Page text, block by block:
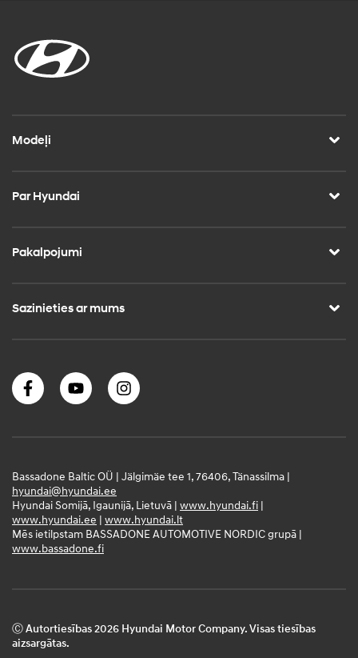
Modeļi
Par Hyundai
Pakalpojumi
Sazinieties ar mums
Bassadone Baltic OÜ | Jälgimäe tee 1, 76406, Tänassilma |
hyundai@hyundai.ee
Hyundai Somijā, Igaunijā, Lietuvā | www.hyundai.fi |
www.hyundai.ee | www.hyundai.lt
Mēs ietilpstam BASSADONE AUTOMOTIVE NORDIC grupā |
www.bassadone.fi
Ⓒ Autortiesības 2026 Hyundai Motor Company. Visas tiesības
aizsargātas.